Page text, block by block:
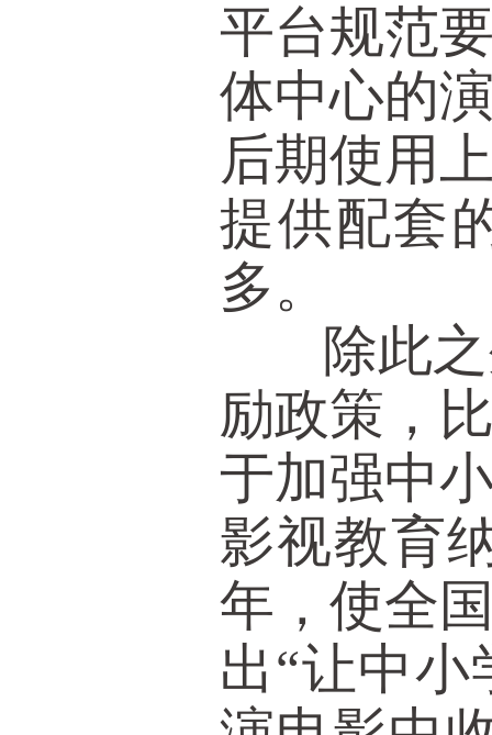
平台规范
体中心的
后期使用
提供配套
多。
除此之
励政策，
于加强中
影视教育
年，使全
出“让中